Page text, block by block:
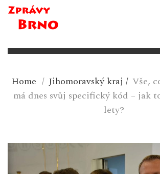
Home / Jihomoravský kraj / Vše,
má dnes svůj specifický kód – jak
lety?